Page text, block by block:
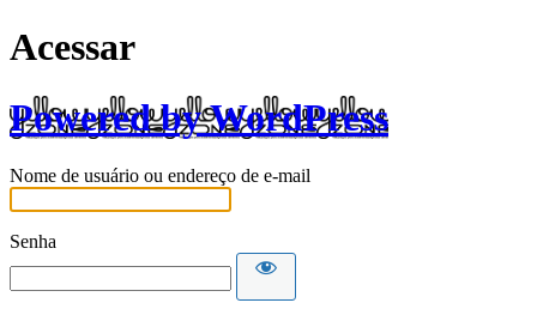
Acessar
Powered by WordPress
Nome de usuário ou endereço de e-mail
Senha